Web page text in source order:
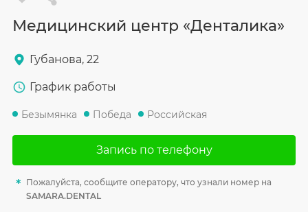
Медицинский центр «Денталика»
Губанова, 22
График работы
Безымянка Победа Российская
Запись по телефону
Пожалуйста, сообщите оператору, что узнали номер на
SAMARA.DENTAL